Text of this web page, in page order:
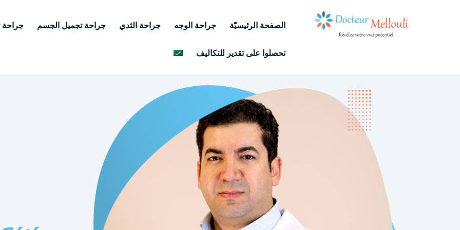
الصفحة الرئيسيّة جراحة الوجه جراحة الثدي جراحة تجميل الجسم جراحة
تحصلوا على تقدير للتكاليف